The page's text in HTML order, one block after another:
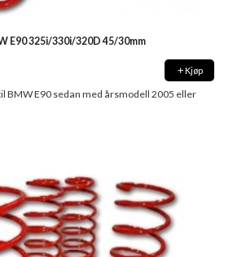
E90 325i/330i/320D 45/30mm
Kjøp
BMW E90 sedan med årsmodell 2005 eller